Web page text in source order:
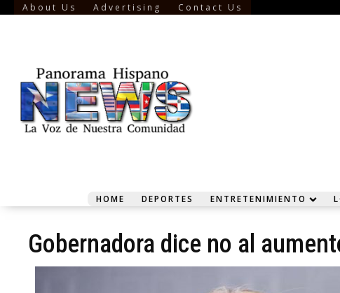
About Us Advertising Contact Us
HOME DEPORTES ENTRETENIMIENTO
Gobernadora dice no al